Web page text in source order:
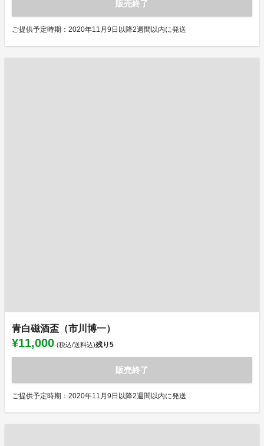
販売終了
ご提供予定時期：2020年11月9日以降2週間以内に発送
青白磁酒盃（市川博一）
¥11,000 (税込/送料込)残り5
販売終了
ご提供予定時期：2020年11月9日以降2週間以内に発送